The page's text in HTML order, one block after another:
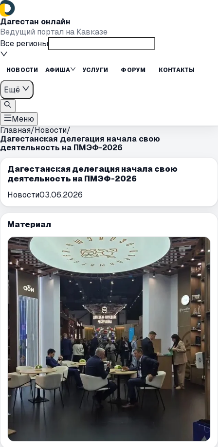
Дагестан онлайн
Ведущий портал на Кавказе
Все регионы
НОВОСТИ АФИША УСЛУГИ ФОРУМ КОНТАКТЫ
Ещё
Меню
Главная/Новости/
Дагестанская делегация начала свою
деятельность на ПМЭФ-2026
Дагестанская делегация начала свою
деятельность на ПМЭФ-2026
Новости03.06.2026
Материал